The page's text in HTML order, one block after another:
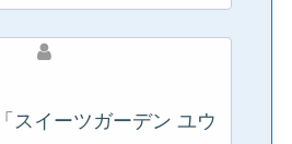
スイーツガーデン ユウ